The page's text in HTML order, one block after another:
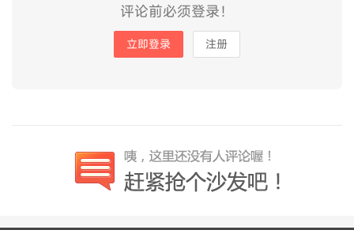
评论前必须登录！
立即登录 注册